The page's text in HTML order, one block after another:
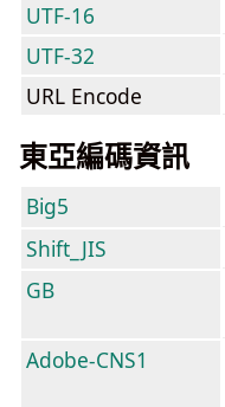
UTF-16
UTF-32
URL Encode
東亞編碼資訊
Big5
Shift_JIS
GB
Adobe-CNS1